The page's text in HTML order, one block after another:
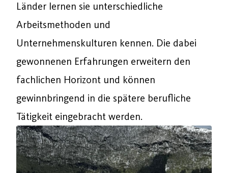
Länder lernen sie unterschiedliche
Arbeitsmethoden und
Unternehmenskulturen kennen. Die dabei
gewonnenen Erfahrungen erweitern den
fachlichen Horizont und können
gewinnbringend in die spätere berufliche
Tätigkeit eingebracht werden.